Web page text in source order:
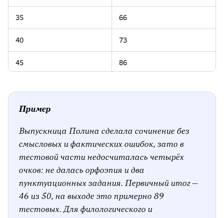
35 66
40 73
45 86
Пример
Выпускница Полина сделала сочинение без
смысловых и фактических ошибок, зато в
тестовой части недосчиталась четырёх
очков: не далась орфоэпия и два
пунктуационных задания. Первичный итог —
46 из 50, на выходе это примерно 89
тестовых. Для филологического и